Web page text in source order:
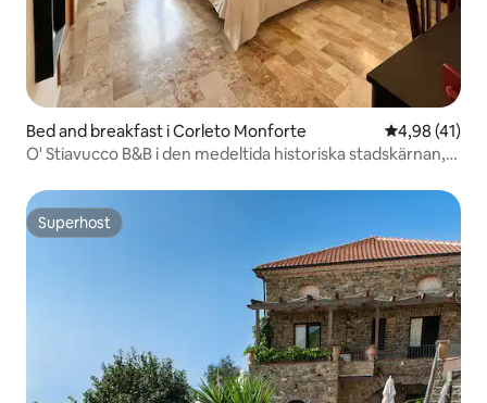
Bed and breakfast i Corleto Monforte 4,98 av 5 i
4,98 (41)
O' Stiavucco B&B i den medeltida historiska stadskärnan,
Superhost
Superhost